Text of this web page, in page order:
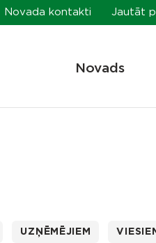
Novada kontakti Jautāt
Novads
UZŅĒMĒJIEM